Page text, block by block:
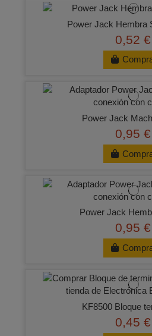
Power Jack Hembra
0,52 €
Power Jack
0,95 €
Power Jack
0,95 €
KF8500 Bloque
0,45 €